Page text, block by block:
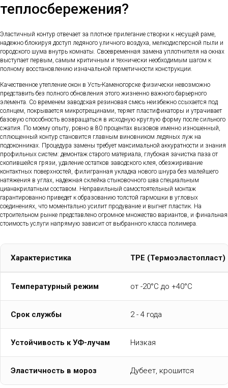
теплосбережения?
Эластичный контур отвечает за плотное прилегание створки к несущей раме,
надежно блокируя доступ ледяного уличного воздуха, мелкодисперсной пыли и
городского шума внутрь комнаты. Своевременная замена уплотнителя на окнах
выступает первым, самым критичным и технически необходимым шагом к
полному восстановлению изначальной герметичности конструкции.
Качественное утепление окон в Усть-Каменогорске физически невозможно
представить без полного обновления этого жизненно важного барьерного
элемента. Со временем заводская резиновая смесь неизбежно ссыхается под
солнцем, покрывается микротрещинами, теряет пластификаторы и утрачивает
базовую способность возвращаться в исходную круглую форму после сильного
сжатия. По моему опыту, ровно в 80 процентах вызовов именно изношенный,
сплющенный контур становится главным виновником ледяных луж на
подоконниках. Процедура замены требует максимальной аккуратности и знания
профильных систем: демонтаж старого материала, глубокая зачистка паза от
скопившейся грязи, удаление остатков заводского клея, обезжиривание
контактных поверхностей, филигранная укладка нового шнура без малейшего
натяжения в углах, надежная склейка стыковочного шва специальным
цианакрилатным составом. Неправильный самостоятельный монтаж
гарантированно приведет к образованию толстой гармошки в угловых
соединениях, что моментально усилит продувание и выгнет пластик. На
строительном рынке представлено огромное множество вариантов, и финальная
стоимость услуги напрямую зависит от выбранного класса полимера.
Характеристика TPE (Термоэластопласт)
Температурный режим от -20°C до +40°C
Срок службы 2 - 4 года
Устойчивость к УФ-лучам Низкая
Эластичность в мороз Дубеет, крошится